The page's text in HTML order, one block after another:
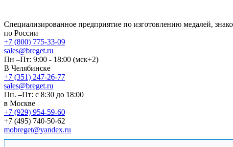
Специализированное предприятие по изготовлению медалей,
по России
+7 (800) 775-33-09
sales@breget.ru
Пн –Пт: 9:00 - 18:00 (мск+2)
В Челябинске
+7 (351) 247-26-77
sales@breget.ru
Пн. –Пт: с 8:30 до 18:00
в Москве
+7 (929) 954-59-60
+7 (495) 740-50-62
mobreget@yandex.ru